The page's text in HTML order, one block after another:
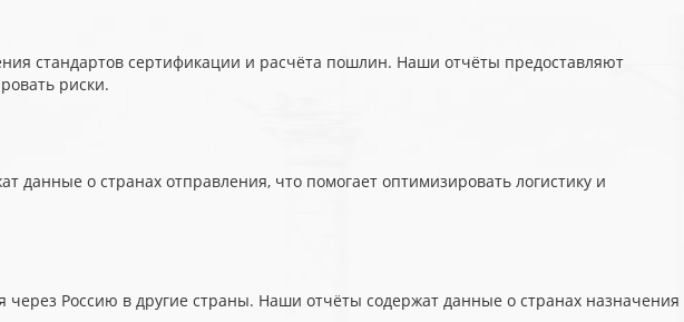
стандартов сертификации и расчёта пошлин. Наши отчёты предоставляют
риски.
о странах отправления, что помогает оптимизировать логистику и
Россию в другие страны. Наши отчёты содержат данные о странах назначения